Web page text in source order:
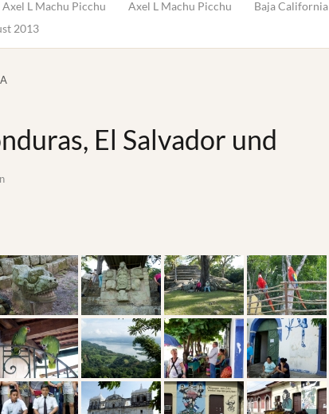
Axel L Machu Picchu Axel L Machu Picchu
Baja California
2013
El Salvador und